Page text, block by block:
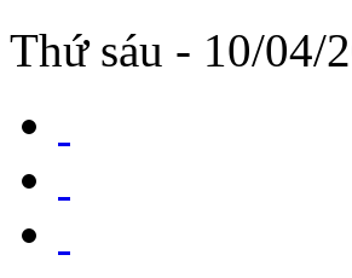
Thứ sáu - 10/04/